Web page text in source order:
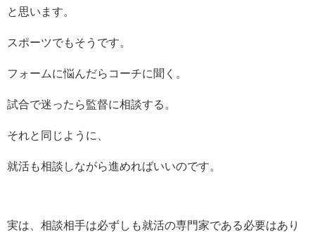
と思います。
スポーツでもそうです。
フォームに悩んだらコーチに聞く。
試合で迷ったら監督に相談する。
それと同じように、
就活も相談しながら進めればいいのです。
実は、相談相手は必ずしも就活の専門家である必要はあり